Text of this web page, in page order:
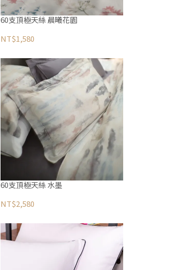
60支頂極天絲 晨曦花園
NT$1,580
60支頂極天絲 水墨
NT$2,580